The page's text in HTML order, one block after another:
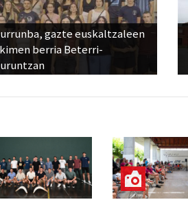
gazte euskaltzaleen
berria Beterri-